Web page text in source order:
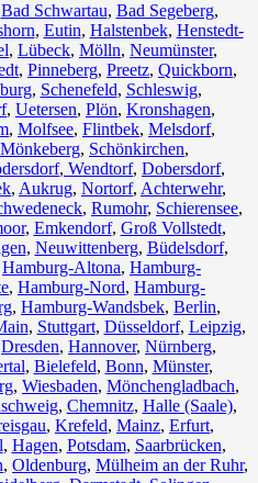
Bad Schwartau, Bad Segeberg,
, Eutin, Halstenbek, Henstedt-
, Lübeck, Mölln, Neumünster,
, Pinneberg, Preetz, Quickborn,
, Schenefeld, Schleswig,
, Uetersen, Plön, Kronshagen,
, Molfsee, Flintbek, Melsdorf,
Mönkeberg, Schönkirchen,
, Wendtorf, Dobersdorf,
, Aukrug, Nortorf, Achterwehr,
, Rumohr, Schierensee,
, Emkendorf, Groß Vollstedt,
, Neuwittenberg, Büdelsdorf,
Hamburg-Altona, Hamburg-
, Hamburg-Nord, Hamburg-
, Hamburg-Wandsbek, Berlin,
, Stuttgart, Düsseldorf, Leipzig,
Dresden, Hannover, Nürnberg,
, Bielefeld, Bonn, Münster,
, Wiesbaden, Mönchengladbach,
, Chemnitz⁠, Halle (Saale),
, Krefeld, Mainz, Erfurt,
, Hagen, Potsdam, Saarbrücken,
, Oldenburg, Mülheim an der Ruhr,